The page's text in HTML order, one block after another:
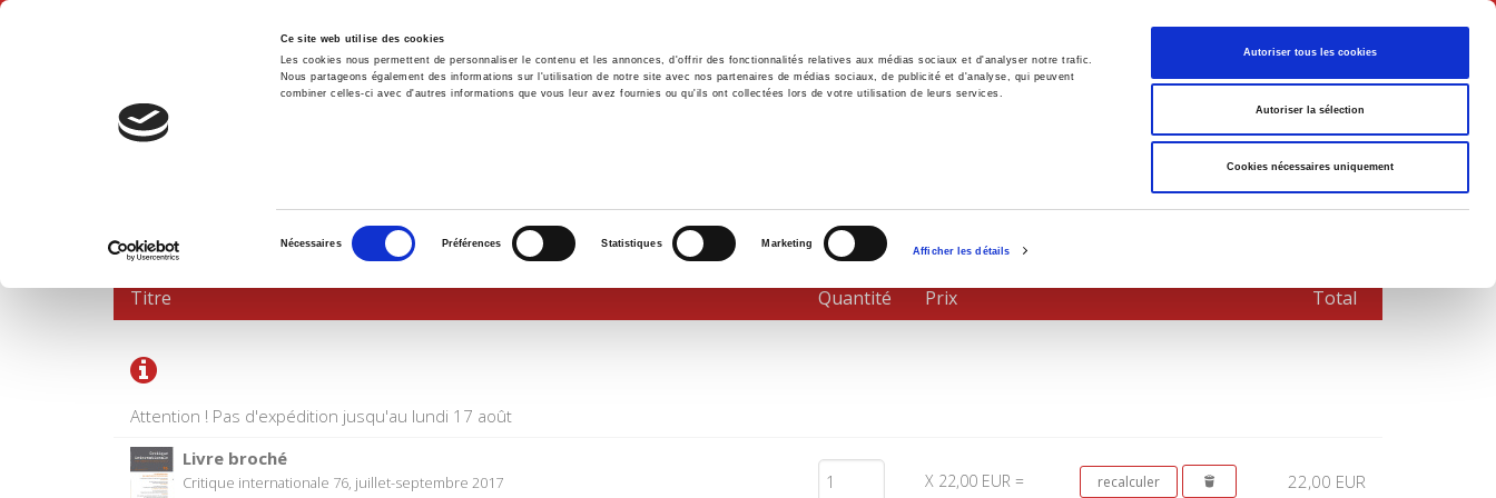
Ce site web utilise des cookies
Les cookies nous permettent de personnaliser le contenu et les annonces, d'offrir des fonctionnalités relatives aux médias sociaux et d'analyser notre trafic.
Nous partageons également des informations sur l'utilisation de notre site avec nos partenaires de médias sociaux, de publicité et d'analyse, qui peuvent
combiner celles-ci avec d'autres informations que vous leur avez fournies ou qu'ils ont collectées lors de votre utilisation de leurs services.
consentement
Nécessaires Préférences Statistiques Marketing
Afficher les détails
Autoriser tous les cookies
Autoriser la sélection
Cookies nécessaires uniquement
Français
Accueil Environnement Histoire International
PANIER D'ACHATS
Attention ! Pas d'expédition jusqu'au lundi 17 août
Titre Quantité Prix Total
Livre broché
Critique internationale 76, juillet-septembre 2017
X 22,00 EUR = 22,00 EUR